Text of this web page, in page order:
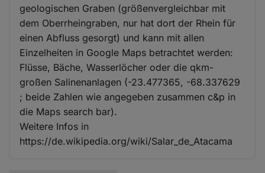
geologischen Graben (größenvergleichbar mit
dem Oberrheingraben, nur hat dort der Rhein für
einen Abfluss gesorgt) und kann mit allen
Einzelheiten in Google Maps betrachtet werden:
Flüsse, Bäche, Wasserlöcher oder die qkm-
großen Salinenanlagen (-23.477365, -68.337629
; beide Zahlen wie angegeben zusammen c&p in
die Maps search bar).
Weitere Infos in
https://de.wikipedia.org/wiki/Salar_de_Atacama